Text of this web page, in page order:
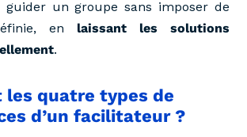
guider un groupe sans imposer de
en laissant les solutions
.
les quatre types de
d’un facilitateur ?